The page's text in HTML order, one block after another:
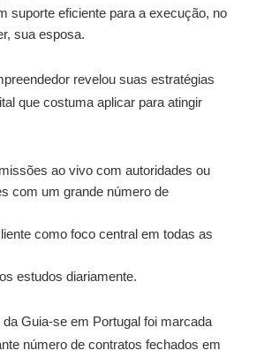
suporte eficiente para a execução, no
sua esposa.
revelou suas estratégias
que costuma aplicar para atingir
ao vivo com autoridades ou
com um grande número de
como foco central em todas as
estudos diariamente.
da Guia-se em Portugal foi marcada
número de contratos fechados em